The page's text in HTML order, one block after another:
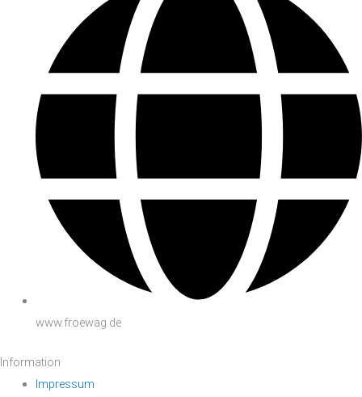
www.froewag.de
Information
Impressum